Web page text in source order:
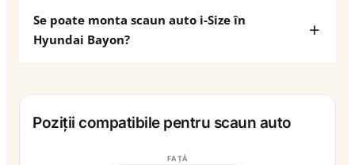
Se poate monta scaun auto i-Size în
Hyundai Bayon?
Poziții compatibile pentru scaun auto
FAȚĂ